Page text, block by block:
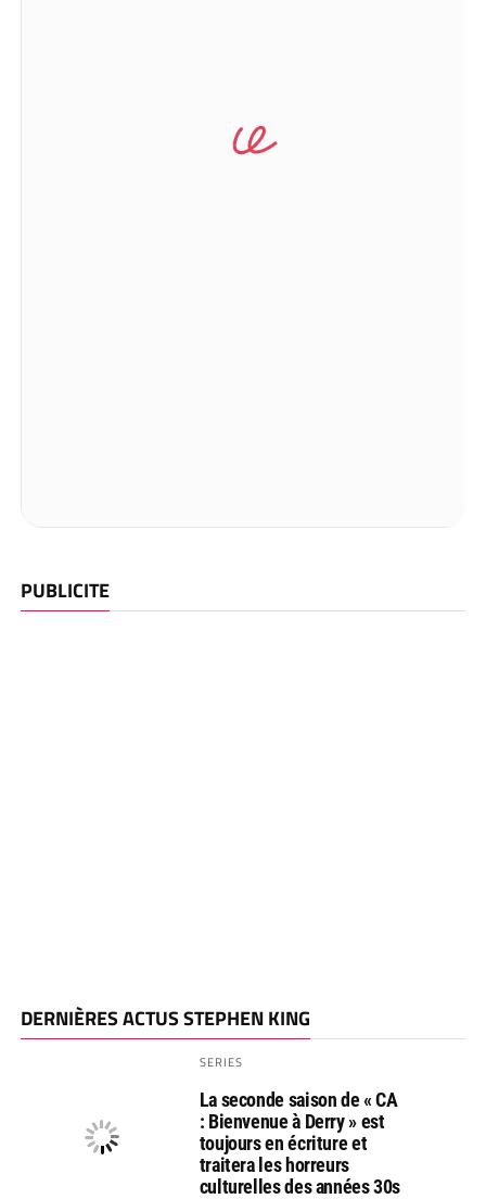
PUBLICITE
DERNIÈRES ACTUS STEPHEN KING
SERIES
La seconde saison de « CA
: Bienvenue à Derry » est
toujours en écriture et
traitera les horreurs
culturelles des années 30s